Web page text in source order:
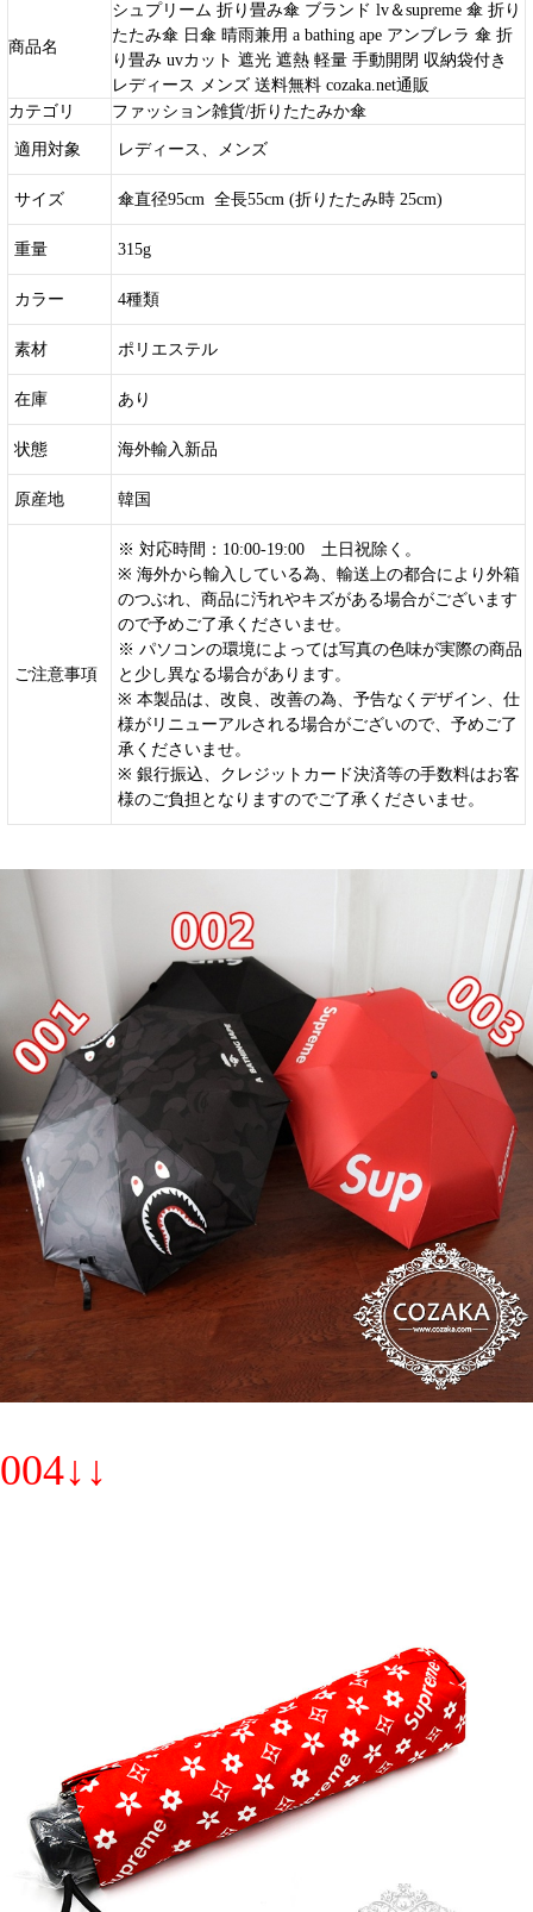
商品名
シュプリーム 折り畳み傘 ブランド lv＆supreme 傘 折り
たたみ傘 日傘 晴雨兼用 a bathing ape アンブレラ 傘 折
り畳み uvカット 遮光 遮熱 軽量 手動開閉 収納袋付き
レディース メンズ 送料無料 cozaka.net通販
カテゴリ
ファッション雑貨/折りたたみか傘
適用対象 レディース、メンズ
サイズ 傘直径95cm 全長55cm (折りたたみ時 25cm)
重量 315g
カラー 4種類
素材 ポリエステル
在庫 あり
状態 海外輸入新品
原産地 韓国
ご注意事項
※ 対応時間：10:00-19:00 土日祝除く。
※ 海外から輸入している為、輸送上の都合により外箱
のつぶれ、商品に汚れやキズがある場合がございます
ので予めご了承くださいませ。
※ パソコンの環境によっては写真の色味が実際の商品
と少し異なる場合があります。
※ 本製品は、改良、改善の為、予告なくデザイン、仕
様がリニューアルされる場合がございので、予めご了
承くださいませ。
※ 銀行振込、クレジットカード決済等の手数料はお客
様のご負担となりますのでご了承くださいませ。
004↓↓